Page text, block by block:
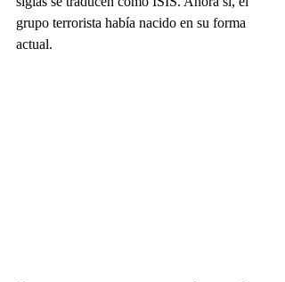
grupo terrorista había nacido en su forma
actual.